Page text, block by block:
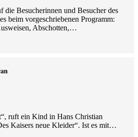
die Besucherinnen und Besucher des
beim vorgeschriebenen Programm:
Abschotten,…
ruft ein Kind in Hans Christian
Kaisers neue Kleider“. Ist es mit…